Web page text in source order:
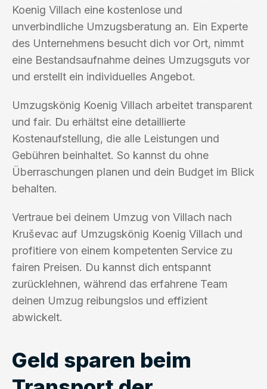
Koenig Villach eine kostenlose und
unverbindliche Umzugsberatung an. Ein Experte
des Unternehmens besucht dich vor Ort, nimmt
eine Bestandsaufnahme deines Umzugsguts vor
und erstellt ein individuelles Angebot.
Umzugskönig Koenig Villach arbeitet transparent
und fair. Du erhältst eine detaillierte
Kostenaufstellung, die alle Leistungen und
Gebühren beinhaltet. So kannst du ohne
Überraschungen planen und dein Budget im Blick
behalten.
Vertraue bei deinem Umzug von Villach nach
Kruševac auf Umzugskönig Koenig Villach und
profitiere von einem kompetenten Service zu
fairen Preisen. Du kannst dich entspannt
zurücklehnen, während das erfahrene Team
deinen Umzug reibungslos und effizient
abwickelt.
Geld sparen beim